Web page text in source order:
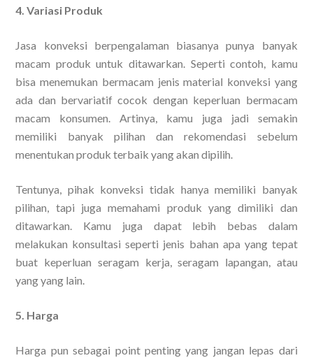
4. Variasi Produk
Jasa konveksi berpengalaman biasanya punya banyak
macam produk untuk ditawarkan. Seperti contoh, kamu
bisa menemukan bermacam jenis material konveksi yang
ada dan bervariatif cocok dengan keperluan bermacam
macam konsumen. Artinya, kamu juga jadi semakin
memiliki banyak pilihan dan rekomendasi sebelum
menentukan produk terbaik yang akan dipilih.
Tentunya, pihak konveksi tidak hanya memiliki banyak
pilihan, tapi juga memahami produk yang dimiliki dan
ditawarkan. Kamu juga dapat lebih bebas dalam
melakukan konsultasi seperti jenis bahan apa yang tepat
buat keperluan seragam kerja, seragam lapangan, atau
yang yang lain.
5. Harga
Harga pun sebagai point penting yang jangan lepas dari